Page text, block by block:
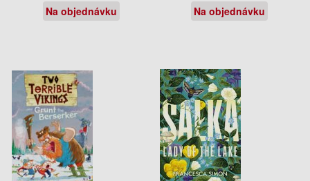
Na objednávku Na objednávku